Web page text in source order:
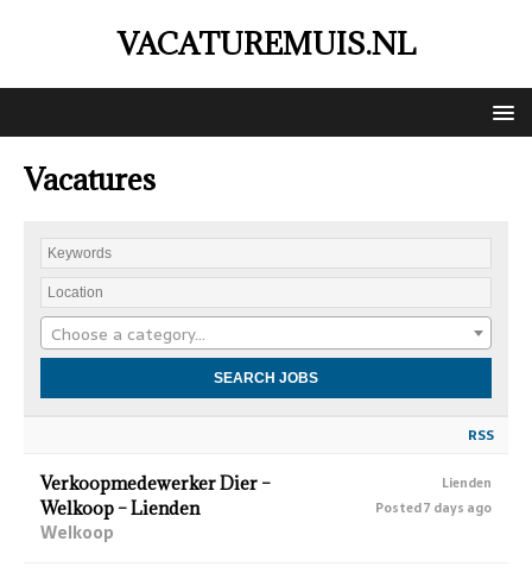
VACATUREMUIS.NL
Vacatures
Choose a category…
RSS
Verkoopmedewerker Dier –
Welkoop – Lienden
Welkoop
Lienden
Posted 7 days ago